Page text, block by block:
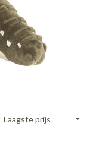
Laagste prijs